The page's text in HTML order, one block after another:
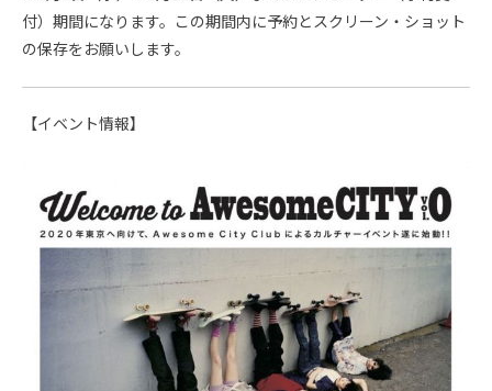
付）期間になります。この期間内に予約とスクリーン・ショット
の保存をお願いします。
【イベント情報】